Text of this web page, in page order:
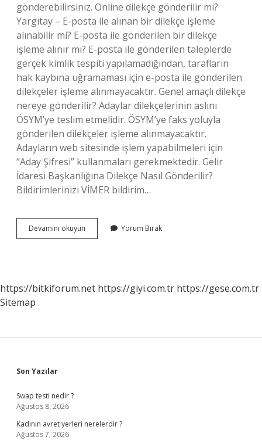
gönderebilirsiniz. Online dilekçe gönderilir mi?
Yargıtay – E-posta ile alınan bir dilekçe işleme
alınabilir mi? E-posta ile gönderilen bir dilekçe
işleme alınır mı? E-posta ile gönderilen taleplerde
gerçek kimlik tespiti yapılamadığından, tarafların
hak kaybına uğramaması için e-posta ile gönderilen
dilekçeler işleme alınmayacaktır. Genel amaçlı dilekçe
nereye gönderilir? Adaylar dilekçelerinin aslını
ÖSYM’ye teslim etmelidir. ÖSYM’ye faks yoluyla
gönderilen dilekçeler işleme alınmayacaktır.
Adayların web sitesinde işlem yapabilmeleri için
“Aday Şifresi” kullanmaları gerekmektedir. Gelir
İdaresi Başkanlığına Dilekçe Nasıl Gönderilir?
Bildirimlerinizi VİMER bildirim…
Devamını okuyun
Dairesine
Yorum Bırak
https://bitkiforum.net https://giyi.com.tr https://gese.com.tr
Sitemap
Sidebar
Son Yazılar
Swap testi nedir ?
Ağustos 8, 2026
Kadının avret yerleri nerelerdir ?
Ağustos 7, 2026